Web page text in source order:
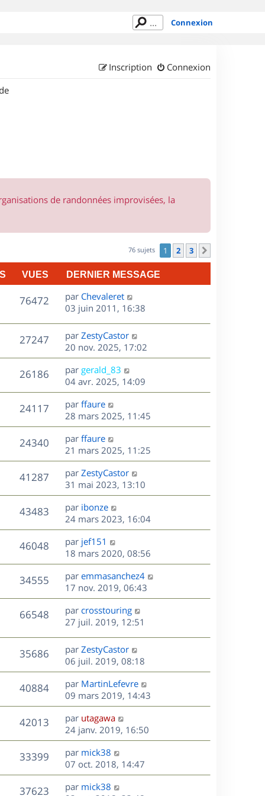
Connexion
Connexion
Inscription
de randonnées improvisées, la
76 sujets 1 2 3
VUES DERNIER MESSAGE
76472V
u
e
D
e
n
i
e
r
m
e
s
s
a
g
e
par Chevaleret
03 juin 2011, 16:38
27247V
u
e
s
D
e
r
n
i
e
r
m
e
s
s
a
g
e
par ZestyCastor
20 nov. 2025, 17:02
26186V
u
s
D
e
r
n
i
e
r
m
e
s
s
a
g
e
par gerald_83
04 avr. 2025, 14:09
24117V
u
s
D
e
r
n
i
e
r
m
e
s
s
a
g
e
par ffaure
28 mars 2025, 11:45
24340V
u
s
D
e
r
n
i
e
r
m
e
s
s
a
g
e
par ffaure
21 mars 2025, 11:25
41287V
u
e
s
D
e
r
n
i
e
r
m
e
s
s
a
g
e
par ZestyCastor
31 mai 2023, 13:10
43483V
u
e
D
e
r
n
i
e
r
m
e
s
s
a
g
e
par ibonze
24 mars 2023, 16:04
46048V
u
s
D
e
r
n
i
e
r
m
e
s
s
a
g
e
par jef151
18 mars 2020, 08:56
34555V
u
e
D
e
r
n
i
r
m
e
s
s
a
g
e
par emmasanchez4
17 nov. 2019, 06:43
66548V
u
e
D
e
i
e
r
m
e
s
s
a
g
e
par crosstouring
27 juil. 2019, 12:51
35686V
u
s
D
e
r
n
i
e
r
m
e
s
s
a
g
par ZestyCastor
06 juil. 2019, 08:18
40884V
u
e
s
D
e
r
n
i
e
r
m
e
s
par MartinLefevre
09 mars 2019, 14:43
42013V
u
s
D
e
r
n
i
e
r
par utagawa
24 janv. 2019, 16:50
33399V
u
D
e
r
n
par mick38
07 oct. 2018, 14:47
37623V
D
par mick38